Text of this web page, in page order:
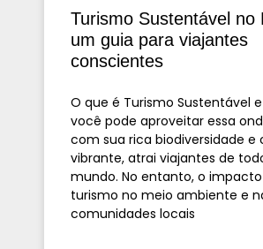
Turismo Sustentável no
um guia para viajantes
conscientes
O que é Turismo Sustentável
você pode aproveitar essa
com sua rica biodiversidade e
vibrante, atrai viajantes de
mundo. No entanto, o
turismo no meio ambiente e
comunidades locais